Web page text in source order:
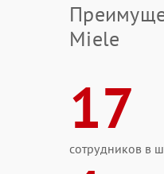
Miele
17
сотрудников в